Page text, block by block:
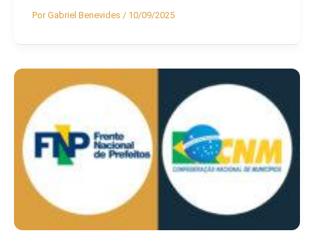
PorGabriel Benevides / 10/09/2025